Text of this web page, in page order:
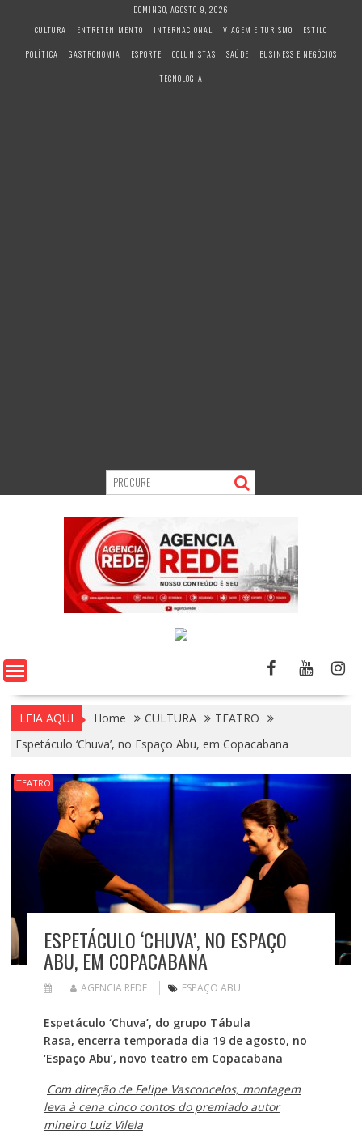
DOMINGO, AGOSTO 9, 2026
CULTURA
ENTRETENIMENTO INTERNACIONAL VIAGEM E TURISMO
ESTILO
POLÍTICA
GASTRONOMIA ESPORTE COLUNISTAS SAÚDE
BUSINESS E NEGÓCIOS
TECNOLOGIA
LEIA AQUI Home CULTURA
TEATRO
Espetáculo ‘Chuva’, no Espaço Abu, em Copacabana
TEATRO
ESPETÁCULO ‘CHUVA’, NO ESPAÇO
ABU, EM COPACABANA
AGENCIA REDE ESPAÇO ABU
Espetáculo ‘Chuva’, do grupo Tábula
Rasa, encerra temporada dia 19 de agosto, no
‘Espaço Abu’, novo teatro em Copacabana
Com direção de Felipe Vasconcelos, montagem
leva à cena cinco contos do premiado autor
mineiro Luiz Vilela